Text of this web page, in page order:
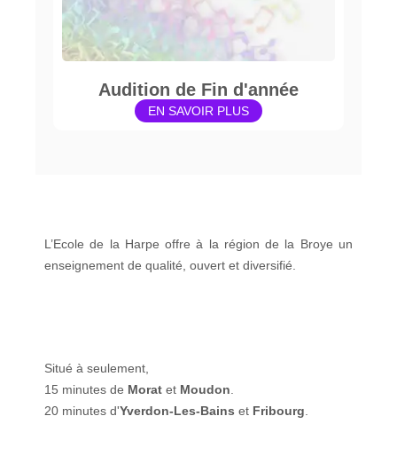
Audition de Fin d'année
EN SAVOIR PLUS
L’Ecole de la Harpe offre à la région de la Broye un
enseignement de qualité, ouvert et diversifié.
Situé à seulement,
15 minutes de Morat et Moudon
20 minutes d'Yverdon-Les-Bains et Fribourg